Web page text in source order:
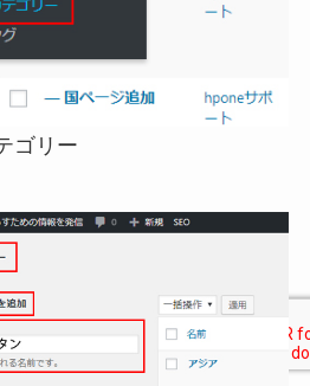
ゴリー